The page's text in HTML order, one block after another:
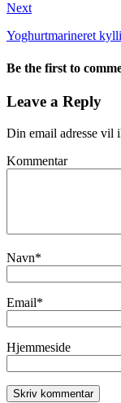
Next
Yoghurtmarineret
Be the first to
Leave a Reply
Din email adresse vil
Kommentar
Navn*
Email*
Hjemmeside